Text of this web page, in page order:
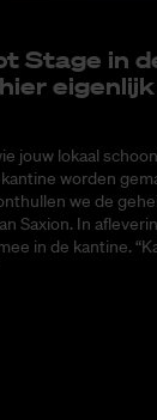
Sta­ge in
jouw lokaal
worden
we de
Saxion. In
in de kantine.